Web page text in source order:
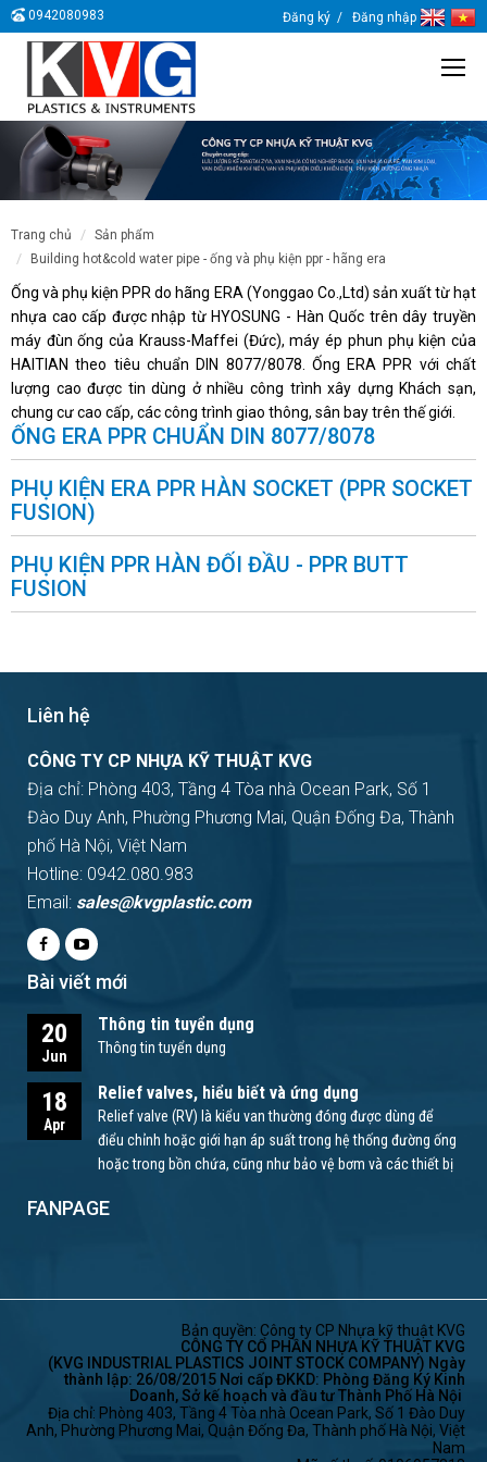
0942080983 Đăng ký Đăng nhập
trang chủ
sản phẩm
building hot&cold water pipe - ống và phụ kiện ppr - hãng era
Ống và phụ kiện PPR do hãng ERA (Yonggao Co.,Ltd) sản xuất từ hạt
nhựa cao cấp được nhập từ HYOSUNG - Hàn Quốc trên dây truyền
máy đùn ống của Krauss-Maffei (Đức), máy ép phun phụ kiện của
HAITIAN theo tiêu chuẩn DIN 8077/8078. Ống ERA PPR với chất
lượng cao được tin dùng ở nhiều công trình xây dựng Khách sạn,
chung cư cao cấp, các công trình giao thông, sân bay trên thế giới.
ỐNG ERA PPR CHUẨN DIN 8077/8078
PHỤ KIỆN ERA PPR HÀN SOCKET (PPR SOCKET
FUSION)
PHỤ KIỆN PPR HÀN ĐỐI ĐẦU - PPR BUTT
FUSION
Liên hệ
CÔNG TY CP NHỰA KỸ THUẬT KVG
Địa chỉ: Phòng 403, Tầng 4 Tòa nhà Ocean Park, Số 1
Đào Duy Anh, Phường Phương Mai, Quận Đống Đa, Thành
phố Hà Nội, Việt Nam
Hotline: 0942.080.983
Email: sales@kvgplastic.com
Bài viết mới
20
Jun
Thông tin tuyển dụng
Thông tin tuyển dụng
18
Apr
Relief valves, hiểu biết và ứng dụng
Relief valve (RV) là kiểu van thường đóng được dùng để
điểu chỉnh hoặc giới hạn áp suất trong hệ thống đường ống
hoặc trong bồn chứa, cũng như bảo vệ bơm và các thiết bị
FANPAGE
Bản quyền: Công ty CP Nhựa kỹ thuật KVG
CÔNG TY CỔ PHẦN NHỰA KỸ THUẬT KVG
(KVG INDUSTRIAL PLASTICS JOINT STOCK COMPANY) Ngày
thành lập: 26/08/2015 Nơi cấp ĐKKD: Phòng Đăng Ký Kinh
Doanh, Sở kế hoạch và đầu tư Thành Phố Hà Nội
Địa chỉ: Phòng 403, Tầng 4 Tòa nhà Ocean Park, Số 1 Đào Duy
Anh, Phường Phương Mai, Quận Đống Đa, Thành phố Hà Nội, Việt
Nam